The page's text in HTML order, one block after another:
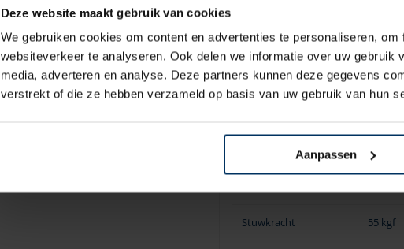
Deze website maakt gebruik van cookies
We gebruiken cookies om content en advertenties te personaliseren,
websiteverkeer te analyseren. Ook delen we informatie over uw gebruik
media, adverteren en analyse. Deze partners kunnen deze gegevens
verstrekt of die ze hebben verzameld op basis van uw gebruik van hun
Aanpassen
De installatie is
Alle VETUS
Levering exclusief
Technische gegevens:
Ontstekingsbeveiliging Nee
Stuwkracht 55 kgf